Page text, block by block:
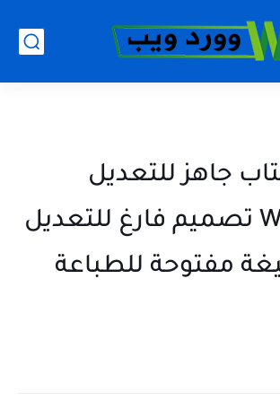
جاهز للتعديل
WORD PSD تصميم فارغ للتعديل
مفتوحة للطباعة